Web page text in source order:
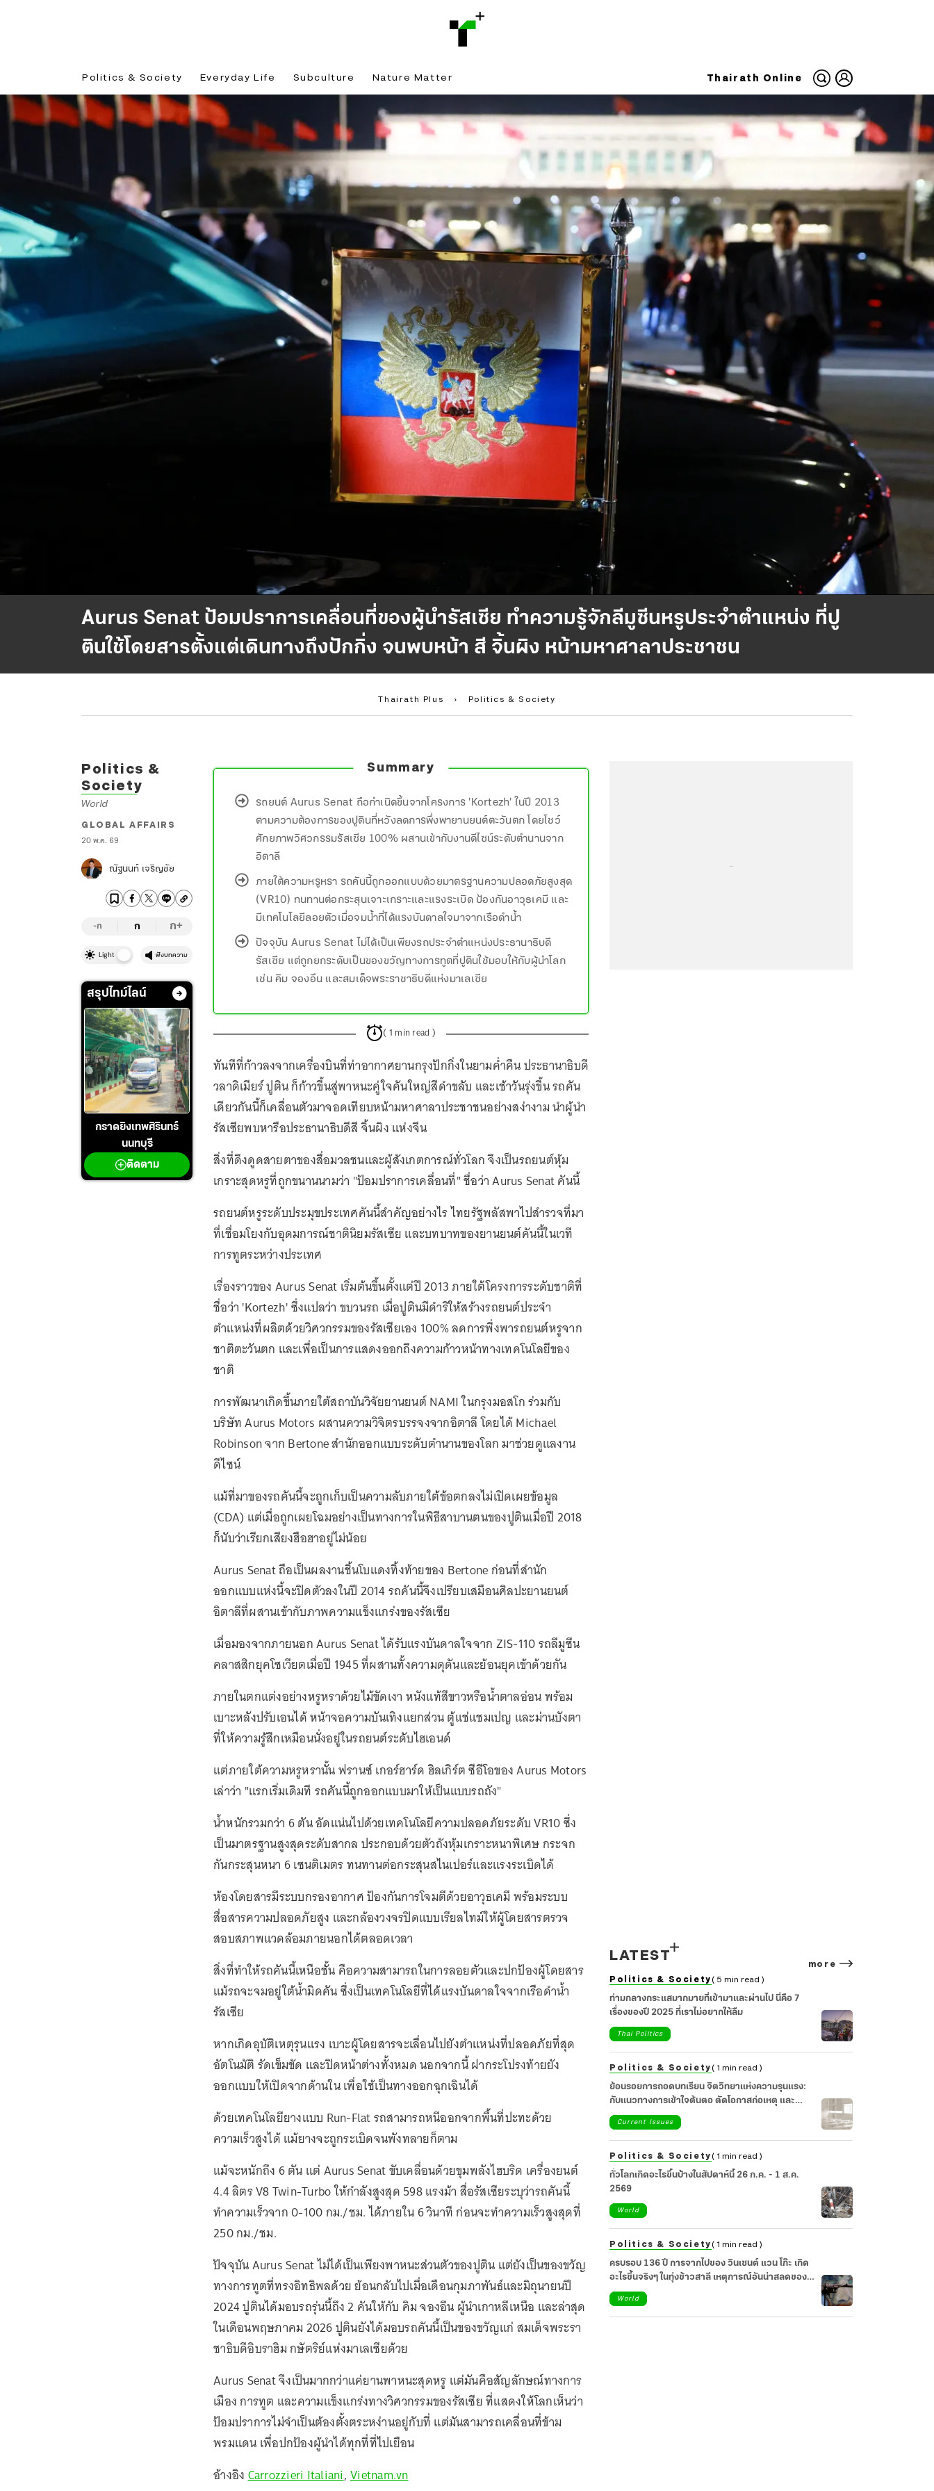
Politics & Society Everyday Life Subculture Nature Matter Thairath Online
Aurus Senat ป้อมปราการเคลื่อนที่ของผู้นำรัสเซีย ทำความรู้จักลีมูซีนหรูประจำตำแหน่ง ที่ปู
ตินใช้โดยสารตั้งแต่เดินทางถึงปักกิ่ง จนพบหน้า สี จิ้นผิง หน้ามหาศาลาประชาชน
Thairath Plus › Politics & Society
Politics &
Society
World
GLOBAL AFFAIRS
20 พ.ค. 69
ณัฐนนท์ เจริญชัย
-ก ก ก+
Light ฟังบทความ
สรุปไทม์ไลน์
กราดยิงเทพศิรินทร์
นนทบุรี
ติดตาม
...
LATEST
Politics & Society ( 5 min read )
ท่ามกลางกระแสมากมายที่เข้ามาและผ่านไป นี่คือ 7
เรื่องของปี 2025 ที่เราไม่อยากให้ลืม
Thai Politics
Politics & Society ( 1 min read )
ย้อนรอยการถอดบทเรียน จิตวิทยาแห่งความรุนแรง:
กับแนวทางการเข้าใจต้นตอ ตัดโอกาสก่อเหตุ และ
เยียวยาจิตใจสังคม
Current Issues
Politics & Society ( 1 min read )
ทั่วโลกเกิดอะไรขึ้นบ้างในสัปดาห์นี้ 26 ก.ค. - 1 ส.ค.
2569
World
Politics & Society ( 1 min read )
ครบรอบ 136 ปี การจากไปของ วินเซนต์ แวน โก๊ะ เกิด
อะไรขึ้นจริงๆ ในทุ่งข้าวสาลี เหตุการณ์อันน่าสลดของ
ศิลปินผู้น่าเศร้า
World
more
Summary
รถยนต์ Aurus Senat ถือกำเนิดขึ้นจากโครงการ 'Kortezh' ในปี 2013
ตามความต้องการของปูตินที่หวังลดการพึ่งพายานยนต์ตะวันตก โดยโชว์
ศักยภาพวิศวกรรมรัสเซีย 100% ผสานเข้ากับงานดีไซน์ระดับตำนานจาก
อิตาลี
ภายใต้ความหรูหรา รถคันนี้ถูกออกแบบด้วยมาตรฐานความปลอดภัยสูงสุด
(VR10) ทนทานต่อกระสุนเจาะเกราะและแรงระเบิด ป้องกันอาวุธเคมี และ
มีเทคโนโลยีลอยตัวเมื่อจมน้ำที่ได้แรงบันดาลใจมาจากเรือดำน้ำ
ปัจจุบัน Aurus Senat ไม่ได้เป็นเพียงรถประจำตำแหน่งประธานาธิบดี
รัสเซีย แต่ถูกยกระดับเป็นของขวัญทางการทูตที่ปูตินใช้มอบให้กับผู้นำโลก
เช่น คิม จองอึน และสมเด็จพระราชาธิบดีแห่งมาเลเซีย
( 1 min read )
ทันทีที่ก้าวลงจากเครื่องบินที่ท่าอากาศยานกรุงปักกิ่งในยามค่ำคืน ประธานาธิบดี
วลาดิเมียร์ ปูติน ก็ก้าวขึ้นสู่พาหนะคู่ใจคันใหญ่สีดำขลับ และเช้าวันรุ่งขึ้น รถคัน
เดียวกันนี้ก็เคลื่อนตัวมาจอดเทียบหน้ามหาศาลาประชาชนอย่างสง่างาม นำผู้นำ
รัสเซียพบหารือประธานาธิบดีสี จิ้นผิง แห่งจีน
สิ่งที่ดึงดูดสายตาของสื่อมวลชนและผู้สังเกตการณ์ทั่วโลก จึงเป็นรถยนต์หุ้ม
เกราะสุดหรูที่ถูกขนานนามว่า "ป้อมปราการเคลื่อนที่" ชื่อว่า Aurus Senat คันนี้
รถยนต์หรูระดับประมุขประเทศคันนี้สำคัญอย่างไร ไทยรัฐพลัสพาไปสำรวจที่มา
ที่เชื่อมโยงกับอุดมการณ์ชาตินิยมรัสเซีย และบทบาทของยานยนต์คันนี้ในเวที
การทูตระหว่างประเทศ
เรื่องราวของ Aurus Senat เริ่มต้นขึ้นตั้งแต่ปี 2013 ภายใต้โครงการระดับชาติที่
ชื่อว่า 'Kortezh' ซึ่งแปลว่า ขบวนรถ เมื่อปูตินมีดำริให้สร้างรถยนต์ประจำ
ตำแหน่งที่ผลิตด้วยวิศวกรรมของรัสเซียเอง 100% ลดการพึ่งพารถยนต์หรูจาก
ชาติตะวันตก และเพื่อเป็นการแสดงออกถึงความก้าวหน้าทางเทคโนโลยีของ
ชาติ
การพัฒนาเกิดขึ้นภายใต้สถาบันวิจัยยานยนต์ NAMI ในกรุงมอสโก ร่วมกับ
บริษัท Aurus Motors ผสานความวิจิตรบรรจงจากอิตาลี โดยได้ Michael
Robinson จาก Bertone สำนักออกแบบระดับตำนานของโลก มาช่วยดูแลงาน
ดีไซน์
แม้ที่มาของรถคันนี้จะถูกเก็บเป็นความลับภายใต้ข้อตกลงไม่เปิดเผยข้อมูล
(CDA) แต่เมื่อถูกเผยโฉมอย่างเป็นทางการในพิธีสาบานตนของปูตินเมื่อปี 2018
ก็นับว่าเรียกเสียงฮือฮาอยู่ไม่น้อย
Aurus Senat ถือเป็นผลงานชิ้นโบแดงทิ้งท้ายของ Bertone ก่อนที่สำนัก
ออกแบบแห่งนี้จะปิดตัวลงในปี 2014 รถคันนี้จึงเปรียบเสมือนศิลปะยานยนต์
อิตาลีที่ผสานเข้ากับภาพความแข็งแกร่งของรัสเซีย
เมื่อมองจากภายนอก Aurus Senat ได้รับแรงบันดาลใจจาก ZIS-110 รถลีมูซีน
คลาสสิกยุคโซเวียตเมื่อปี 1945 ที่ผสานทั้งความดุดันและย้อนยุคเข้าด้วยกัน
ภายในตกแต่งอย่างหรูหราด้วยไม้ขัดเงา หนังแท้สีขาวหรือน้ำตาลอ่อน พร้อม
เบาะหลังปรับเอนได้ หน้าจอความบันเทิงแยกส่วน ตู้แช่แชมเปญ และม่านบังตา
ที่ให้ความรู้สึกเหมือนนั่งอยู่ในรถยนต์ระดับไฮเอนด์
แต่ภายใต้ความหรูหรานั้น ฟรานซ์ เกอร์ฮาร์ด ฮิลเกิร์ต ซีอีโอของ Aurus Motors
เล่าว่า "แรกเริ่มเดิมที รถคันนี้ถูกออกแบบมาให้เป็นแบบรถถัง"
น้ำหนักรวมกว่า 6 ตัน อัดแน่นไปด้วยเทคโนโลยีความปลอดภัยระดับ VR10 ซึ่ง
เป็นมาตรฐานสูงสุดระดับสากล ประกอบด้วยตัวถังหุ้มเกราะหนาพิเศษ กระจก
กันกระสุนหนา 6 เซนติเมตร ทนทานต่อกระสุนสไนเปอร์และแรงระเบิดได้
ห้องโดยสารมีระบบกรองอากาศ ป้องกันการโจมตีด้วยอาวุธเคมี พร้อมระบบ
สื่อสารความปลอดภัยสูง และกล้องวงจรปิดแบบเรียลไทม์ให้ผู้โดยสารตรวจ
สอบสภาพแวดล้อมภายนอกได้ตลอดเวลา
สิ่งที่ทำให้รถคันนี้เหนือชั้น คือความสามารถในการลอยตัวและปกป้องผู้โดยสาร
แม้รถจะจมอยู่ใต้น้ำมิดคัน ซึ่งเป็นเทคโนโลยีที่ได้แรงบันดาลใจจากเรือดำน้ำ
รัสเซีย
หากเกิดอุบัติเหตุรุนแรง เบาะผู้โดยสารจะเลื่อนไปยังตำแหน่งที่ปลอดภัยที่สุด
อัตโนมัติ รัดเข็มขัด และปิดหน้าต่างทั้งหมด นอกจากนี้ ฝากระโปรงท้ายยัง
ออกแบบให้เปิดจากด้านใน เพื่อใช้เป็นทางออกฉุกเฉินได้
ด้วยเทคโนโลยียางแบบ Run-Flat รถสามารถหนีออกจากพื้นที่ปะทะด้วย
ความเร็วสูงได้ แม้ยางจะถูกระเบิดจนพังทลายก็ตาม
แม้จะหนักถึง 6 ตัน แต่ Aurus Senat ขับเคลื่อนด้วยขุมพลังไฮบริด เครื่องยนต์
4.4 ลิตร V8 Twin-Turbo ให้กำลังสูงสุด 598 แรงม้า สื่อรัสเซียระบุว่ารถคันนี้
ทำความเร็วจาก 0-100 กม./ชม. ได้ภายใน 6 วินาที ก่อนจะทำความเร็วสูงสุดที่
250 กม./ชม.
ปัจจุบัน Aurus Senat ไม่ได้เป็นเพียงพาหนะส่วนตัวของปูติน แต่ยังเป็นของขวัญ
ทางการทูตที่ทรงอิทธิพลด้วย ย้อนกลับไปเมื่อเดือนกุมภาพันธ์และมิถุนายนปี
2024 ปูตินได้มอบรถรุ่นนี้ถึง 2 คันให้กับ คิม จองอึน ผู้นำเกาหลีเหนือ และล่าสุด
ในเดือนพฤษภาคม 2026 ปูตินยังได้มอบรถคันนี้เป็นของขวัญแก่ สมเด็จพระรา
ชาธิบดีอิบราฮิม กษัตริย์แห่งมาเลเซียด้วย
Aurus Senat จึงเป็นมากกว่าแค่ยานพาหนะสุดหรู แต่มันคือสัญลักษณ์ทางการ
เมือง การทูต และความแข็งแกร่งทางวิศวกรรมของรัสเซีย ที่แสดงให้โลกเห็นว่า
ป้อมปราการไม่จำเป็นต้องตั้งตระหง่านอยู่กับที่ แต่มันสามารถเคลื่อนที่ข้าม
พรมแดน เพื่อปกป้องผู้นำได้ทุกที่ที่ไปเยือน
อ้างอิงCarrozzieri Italiani, Vietnam.vn